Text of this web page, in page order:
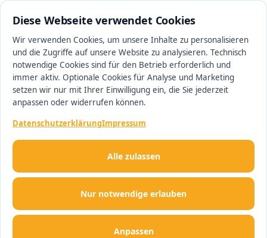
Diese Webseite verwendet Cookies
Wir verwenden Cookies, um unsere Inhalte zu personalisieren
und die Zugriffe auf unsere Website zu analysieren. Technisch
notwendige Cookies sind für den Betrieb erforderlich und
immer aktiv. Optionale Cookies für Analyse und Marketing
setzen wir nur mit Ihrer Einwilligung ein, die Sie jederzeit
anpassen oder widerrufen können.
DatenschutzerklärungImpressum
Nur notwendige erlauben
Anpassen
Alle zulassen